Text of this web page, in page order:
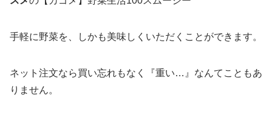
手軽に野菜を、しかも美味しくいただくことができます。
ネット注文なら買い忘れもなく『重い…』なんてこともあ
りません。